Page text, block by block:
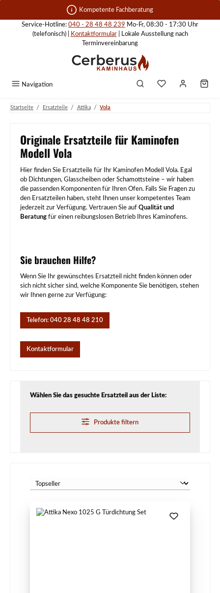
Zum Hauptinhalt springen Kompetente Fachberatung
Service-Hotline: 040 - 28 48 48 239 Mo-Fr, 08:30 - 17:30 Uhr
(telefonisch) |
Kontaktformular| Lokale Ausstellung nach
Terminvereinbarung
Navigation
Startseite / Ersatzteile / Attika / Vola
Originale Ersatzteile für Kaminofen
Modell Vola
Hier finden Sie Ersatzteile für Ihr Kaminofen Modell Vola. Egal
ob Dichtungen, Glasscheiben oder Schamottsteine – wir haben
die passenden Komponenten für Ihren Ofen. Falls Sie Fragen zu
den Ersatzteilen haben, steht Ihnen unser kompetentes Team
jederzeit zur Verfügung. Vertrauen Sie auf Qualität und
Beratung für einen reibungslosen Betrieb Ihres Kaminofens.
Sie brauchen Hilfe?
Wenn Sie Ihr gewünschtes Ersatzteil nicht finden können oder
sich nicht sicher sind, welche Komponente Sie benötigen, stehen
wir Ihnen gerne zur Verfügung:
Telefon: 040 28 48 48 210
Kontaktformular
Wählen Sie das gesuchte Ersatzteil aus der Liste:
Produkte filtern